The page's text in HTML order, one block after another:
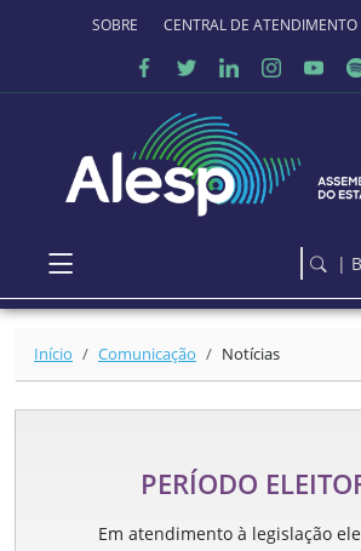
Ir para o conteúdo principal
SOBRE O PORTALCENTRAL DE ATENDIMENTO
|
Início Comunicação Notícias
PERÍODO
Em atendimento à legislação